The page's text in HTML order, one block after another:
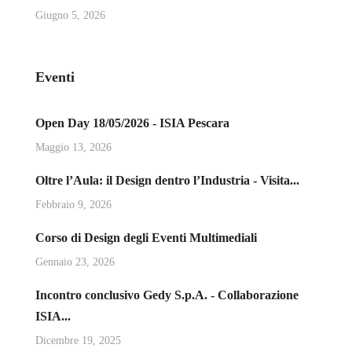
Giugno 5, 2026
Eventi
Open Day 18/05/2026 - ISIA Pescara
Maggio 13, 2026
Oltre l’Aula: il Design dentro l’Industria - Visita...
Febbraio 9, 2026
Corso di Design degli Eventi Multimediali
Gennaio 23, 2026
Incontro conclusivo Gedy S.p.A. - Collaborazione
ISIA...
Dicembre 19, 2025